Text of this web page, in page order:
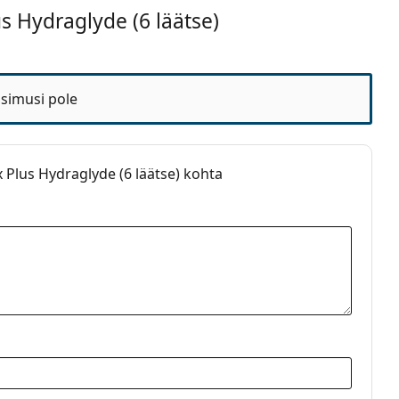
läätsedel?
läätsed
läätsed
Hydraglyde (6 läätse)
pole
Hydraglyde (6 läätse) kohta